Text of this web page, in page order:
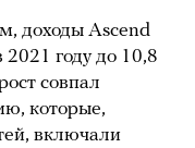
доходы Ascend
2021 году до 10,8
совпал
которые,
включали